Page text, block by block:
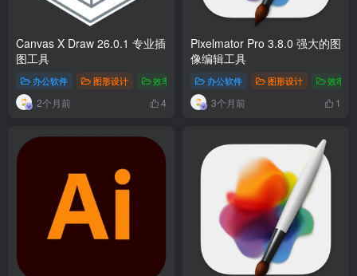
Canvas X Draw 26.0.1 专业插
图工具
办公软件 图形设计 效率工具
2个月前 4
Pixelmator Pro 3.8.0 强大的图
像编辑工具
办公软件 图形设计 效率工
3个月前 1